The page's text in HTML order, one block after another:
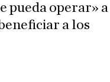
pueda operar» a
a los